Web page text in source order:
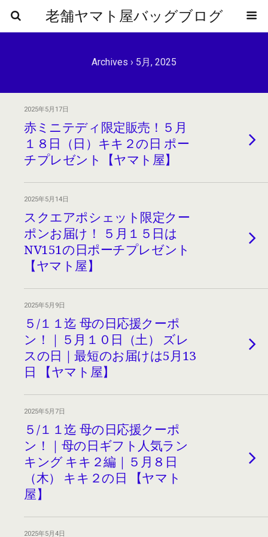
老舗ヤマト屋バッグブログ
Archives › 5月, 2025
2025年5月17日
赤ミニテディ限定販売！５月
１８日（日）キキ２の日 ポー
チプレゼント【ヤマト屋】
2025年5月14日
スクエアポシェット限定クー
ポンお届け！ ５月１５日は
NV151の日ポーチプレゼント
【ヤマト屋】
2025年5月9日
５/１１迄 母の日応援クーポ
ン！｜５月１０日（土） ズレ
スの日｜最短のお届けは5月13
日 【ヤマト屋】
2025年5月7日
５/１１迄 母の日応援クーポ
ン！｜母の日ギフト人気ラン
キング キキ２編｜５月８日
（木） キキ２の日 【ヤマト
屋】
2025年5月4日